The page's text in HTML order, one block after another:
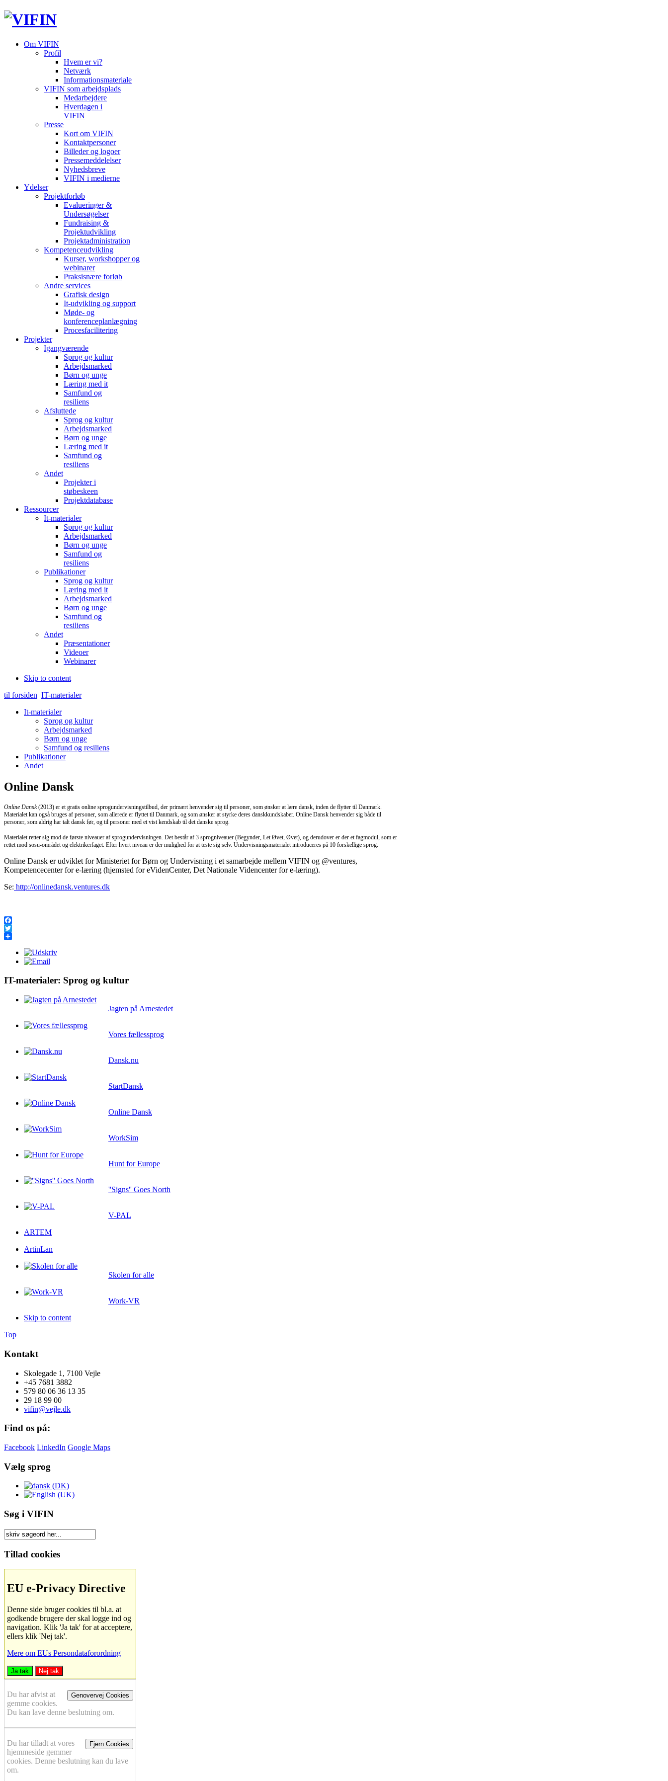
Om VIFIN
Profil
Hvem er vi?
Netværk
Informationsmateriale
VIFIN som arbejdsplads
Medarbejdere
Hverdagen i
VIFIN
Presse
Kort om VIFIN
Kontaktpersoner
Billeder og logoer
Pressemeddelelser
Nyhedsbreve
VIFIN i medierne
Ydelser
Projektforløb
Evalueringer &
Undersøgelser
Fundraising &
Projektudvikling
Projektadministration
Kompetenceudvikling
Kurser, workshopper og
webinarer
Praksisnære forløb
Andre services
Grafisk design
It-udvikling og support
Møde- og
konferenceplanlægning
Procesfacilitering
Projekter
Igangværende
Sprog og kultur
Arbejdsmarked
Børn og unge
Læring med it
Samfund og
resiliens
Afsluttede
Sprog og kultur
Arbejdsmarked
Børn og unge
Læring med it
Samfund og
resiliens
Andet
Projekter i
støbeskeen
Projektdatabase
Ressourcer
It-materialer
Sprog og kultur
Arbejdsmarked
Børn og unge
Samfund og
resiliens
Publikationer
Sprog og kultur
Læring med it
Arbejdsmarked
Børn og unge
Samfund og
resiliens
Andet
Præsentationer
Videoer
Webinarer
Skip to content
til forsiden IT-materialer
It-materialer
Sprog og kultur
Arbejdsmarked
Børn og unge
Samfund og resiliens
Publikationer
Andet
Online Dansk
Online Dansk(2013) er et gratis online sprogundervisningstilbud, der primært henvender sig til personer, som ønsker at lære dansk, inden de flytter til Danmark.
Materialet kan også bruges af personer, som allerede er flyttet til Danmark, og som ønsker at styrke deres danskkundskaber. Online Dansk henvender sig både til
personer, som aldrig har talt dansk før, og til personer med et vist kendskab til det danske sprog.
Materialet retter sig mod de første niveauer af sprogundervisningen. Det består af 3 sprogniveauer (Begynder, Let Øvet, Øvet), og derudover er der et fagmodul, som er
rettet mod sosu-området og elektrikerfaget. Efter hvert niveau er der mulighed for at teste sig selv. Undervisningsmaterialet introduceres på 10 forskellige sprog.
Online Dansk er udviklet for Ministeriet for Børn og Undervisning i et samarbejde mellem VIFIN og @ventures,
Kompetencecenter for e-læring (hjemsted for eVidenCenter, Det Nationale Videncenter for e-læring).
Se: http://onlinedansk.ventures.dk
Facebook
Twitter
IT-materialer: Sprog og kultur
Jagten på Arnestedet
Vores fællessprog
Dansk.nu
StartDansk
Online Dansk
WorkSim
Hunt for Europe
''Signs'' Goes North
V-PAL
ARTEM
ArtinLan
Skolen for alle
Work-VR
Skip to content
Top
Kontakt
Skolegade 1, 7100 Vejle
+45 7681 3882
579 80 06 36 13 35
29 18 99 00
vifin@vejle.dk
Find os på:
Facebook LinkedIn Google Maps
Vælg sprog
Søg i VIFIN
Tillad cookies
EU e-Privacy Directive
Denne side bruger cookies til bl.a. at
godkende brugere der skal logge ind og
navigation. Klik 'Ja tak' for at acceptere,
ellers klik 'Nej tak'.
Mere om EUs Persondataforordning
Ja tak Nej tak
Genovervej Cookies
Du har afvist at
gemme cookies.
Du kan lave denne beslutning om.
Fjern Cookies
Du har tilladt at vores
hjemmeside gemmer
cookies. Denne beslutning kan du lave
om.